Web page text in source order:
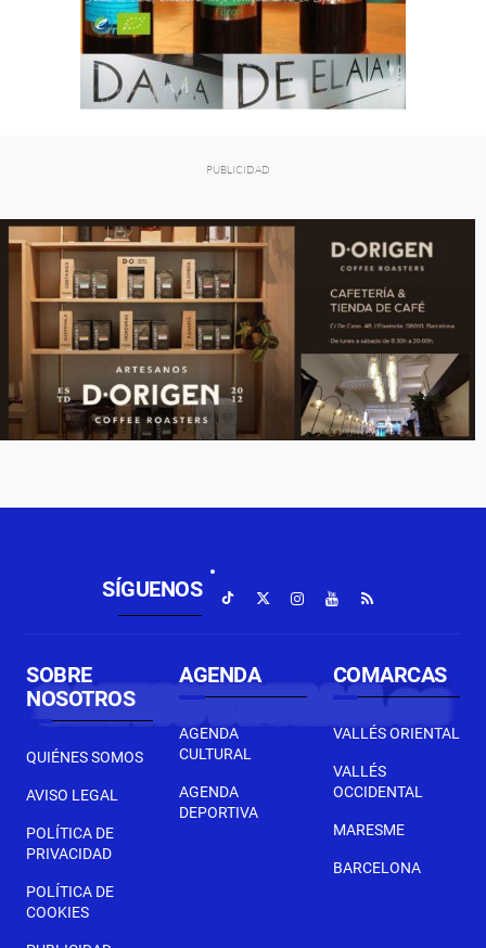
SÍGUENOS
SOBRE
NOSOTROS
QUIÉNES SOMOS
AVISO LEGAL
POLÍTICA DE
PRIVACIDAD
POLÍTICA DE
COOKIES
AGENDA
AGENDA
CULTURAL
AGENDA
DEPORTIVA
COMARCAS
VALLÉS ORIENTAL
VALLÉS
OCCIDENTAL
MARESME
BARCELONA